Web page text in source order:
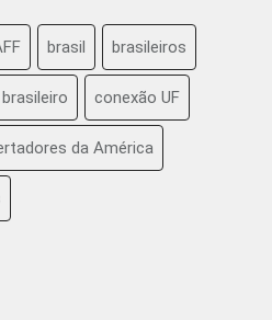
brasil brasileiros
conexão UF
da América